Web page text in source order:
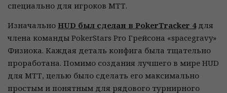
специально для игроков МТТ.
Изначально HUD был сделан в PokerTracker 4для
члена команды PokerStars Pro Грейсона «spacegravy»
Физиока. Каждая деталь конфига была тщательно
проработана. Помимо создания лучшего в мире HUD
для МТТ, целью было сделать его максимально
простым и понятным для рядового турнирного